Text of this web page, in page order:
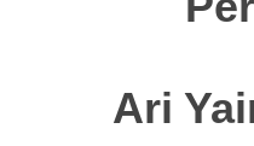
Ari